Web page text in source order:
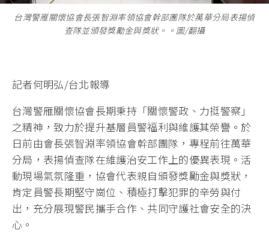
台灣警雁關懷協會長張智淵率領協會幹部團隊於萬華分局表揚偵
查隊並頒發獎勵金與獎狀。。圖/翻攝
記者何明弘/台北報導
台灣警雁關懷協會長期秉持「關懷警政、力挺警察」
之精神，致力於提升基層員警福利與維護其榮譽。於
日前由會長張智淵率領協會幹部團隊，專程前往萬華
分局，表揚偵查隊在維護治安工作上的優異表現。活
動現場氣氛隆重，協會代表親自頒發獎勵金與獎狀，
肯定員警長期堅守崗位、積極打擊犯罪的辛勞與付
出，充分展現警民攜手合作、共同守護社會安全的決
心。